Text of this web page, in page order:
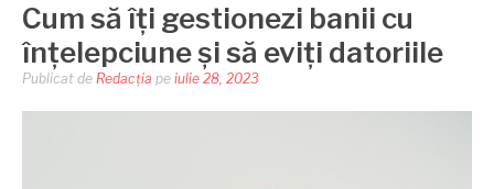
Cum să îți gestionezi banii cu
înțelepciune și să eviți datoriile
Publicat de Redacția pe iulie 28, 2023